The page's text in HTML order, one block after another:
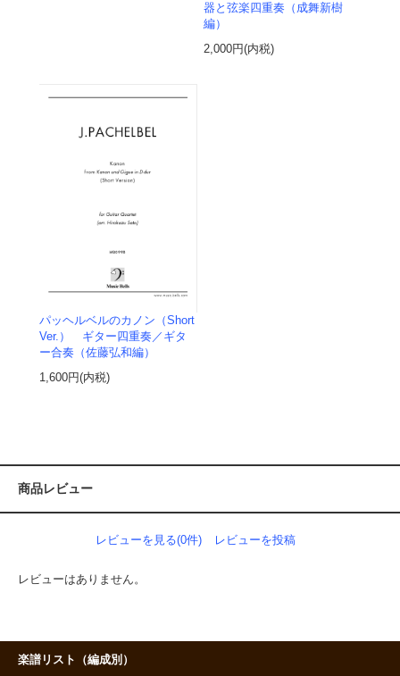
器と弦楽四重奏（成舞新樹
編）
2,000円(内税)
パッヘルベルのカノン（Short
Ver.） ギター四重奏／ギタ
ー合奏（佐藤弘和編）
1,600円(内税)
商品レビュー
レビューを見る(0件) レビューを投稿
レビューはありません。
楽譜リスト（編成別）